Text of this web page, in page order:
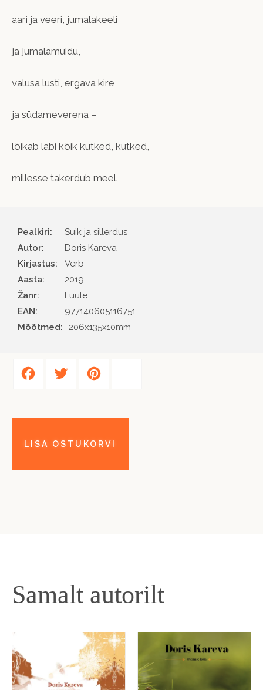
ääri ja veeri, jumalakeeli
ja jumalamuidu,
valusa lusti, ergava kire
ja südameverena –
lõikab läbi kõik kütked, kütked,
millesse takerdub meel.
Pealkiri:
Suik ja sillerdus
Autor
Doris Kareva
Kirjastus
Verb
Aasta
2019
Žanr
Luule
EAN
977140605116751
Mõõtmed:
206x135x10mm
Samalt autorilt